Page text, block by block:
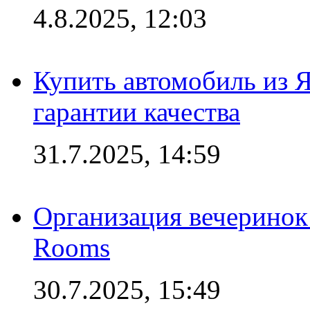
4.8.2025, 12:03
Купить автомобиль из
гарантии качества
31.7.2025, 14:59
Организация
Rooms
30.7.2025, 15:49